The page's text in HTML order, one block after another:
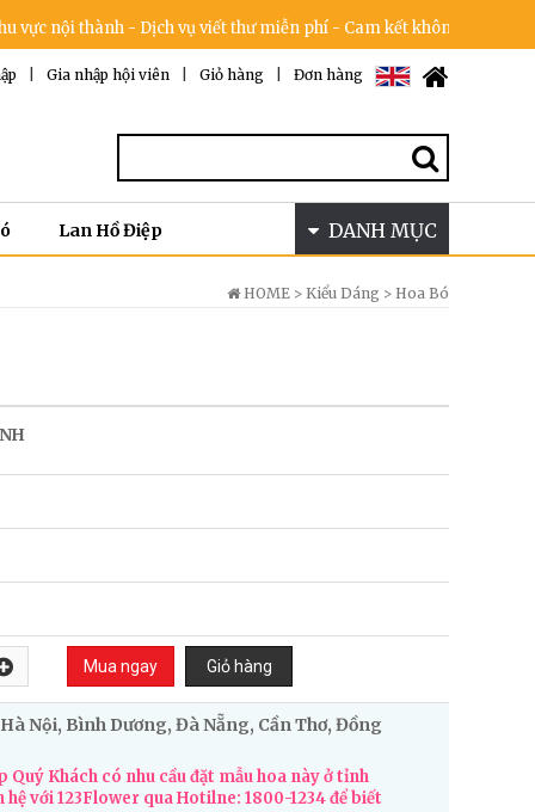
- Dịch vụ viết thư miễn phí - Cam kết không tăng giá trong dịp lễ
Đơn hàng
Giỏ hàng
Gia nhập hội viên
Lan Hồ Điệp DANH MỤC
HOME > Kiểu Dáng > Hoa Bó
Nội, Bình Dương, Đà Nẵng, Cần Thơ, Đồng
Khách có nhu cầu đặt mẫu hoa này ở tỉnh
với 123Flower qua Hotilne: 1800-1234 để biết